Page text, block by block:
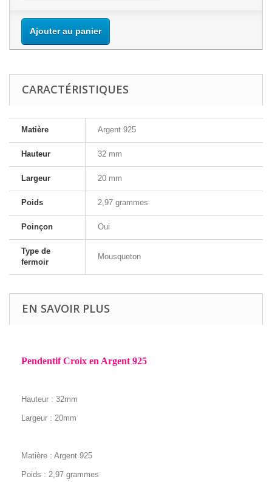
Ajouter au panier
CARACTÉRISTIQUES
Matière Argent 925
Hauteur 32 mm
Largeur 20 mm
Poids 2,97 grammes
Poinçon Oui
Type de
fermoir
Mousqueton
EN SAVOIR PLUS
Pendentif Croix en Argent 925
Hauteur : 32mm
Largeur : 20mm
Matière : Argent 925
Poids : 2,97 grammes